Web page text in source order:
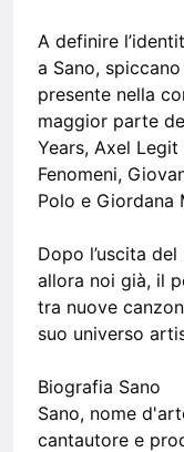
A definire
a Sano,
presente nella
maggior parte
Years, Axel
Fenomeni,
Polo e Giordana
Dopo l’uscita
allora noi già, il
tra nuove
suo universo
Biografia Sano
Sano, nome
cantautore e